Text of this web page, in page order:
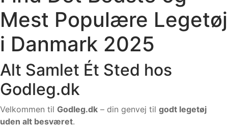
Mest Populære Legetøj
i Danmark 2025
Alt Samlet Ét Sted hos
Godleg.dk
Velkommen til Godleg.dk – din genvej til godt legetøj
uden alt besværet.